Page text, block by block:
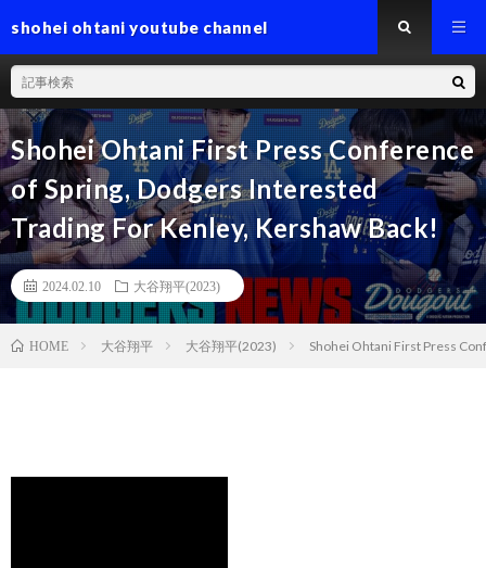
shohei ohtani youtube channel
Shohei Ohtani First Press Conference
of Spring, Dodgers Interested
Trading For Kenley, Kershaw Back!
2024.02.10 大谷翔平(2023)
HOME 大谷翔平 大谷翔平(2023) Shohei Ohtani First Press